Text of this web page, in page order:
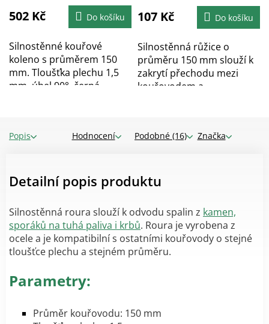
5,0
z
502 Kč Do košíku
Silnostěnné kouřové
koleno s průměrem 150
mm. Tloušťka plechu 1,5
mm, úhel 90°, černá...
107 Kč Do košíku
Silnostěnná růžice o
průměru 150 mm slouží k
zakrytí přechodu mezi
kouřovodem a...
Popis Podobné (16)
Hodnocení Značka
Detailní popis produktu
Silnostěnná roura slouží k odvodu spalin z kamen,
sporáků na tuhá paliva i krbů. Roura je vyrobena z
ocele a je kompatibilní s ostatními kouřovody o stejné
tloušťce plechu a stejném průměru.
Parametry:
Průměr kouřovodu: 150 mm